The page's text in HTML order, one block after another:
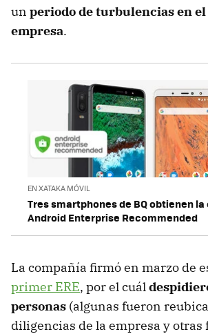
un periodo de turbulencias en el
empresa.
EN XATAKA MÓVIL
Tres smartphones de BQ obtienen
Android Enterprise Recommended
La compañía firmó en marzo de
primer ERE, por el cuál
personas (algunas fueron
diligencias de la empresa y otras